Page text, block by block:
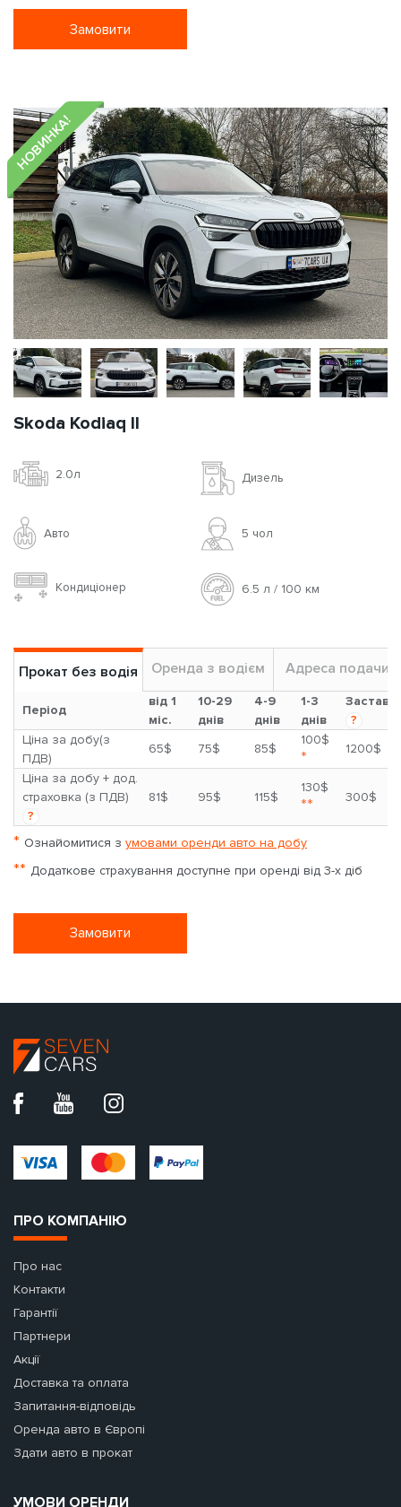
Замовити
НОВИНКА!
Skoda Kodiaq II
2.0л Дизель
Авто 5 чoл
Кондиціонер 6.5 л / 100 км
Прокат без водія Оренда з водієм Адреса подачи
Період
від 1
міс.
10-29
днів
4-9
днів
1-3
днів
Застава
?
Ціна за добу(з
ПДВ)
65$ 75$ 85$
100$
*
1200$
Ціна за добу + дод.
страховка (з ПДВ)
?
81$ 95$ 115$
130$
** 300$
* Ознайомитися з умовами оренди авто на добу
** Додаткове страхування доступне при оренді від 3-х діб
Замовити
ПРО КОМПАНІЮ
Про нас
Контакти
Гарантії
Партнери
Акції
Доставка та оплата
Запитання-відповідь
Оренда авто в Європі
Здати авто в прокат
УМОВИ ОРЕНДИ